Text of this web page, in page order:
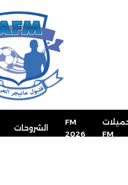
الشروحات
FM
2026
FM